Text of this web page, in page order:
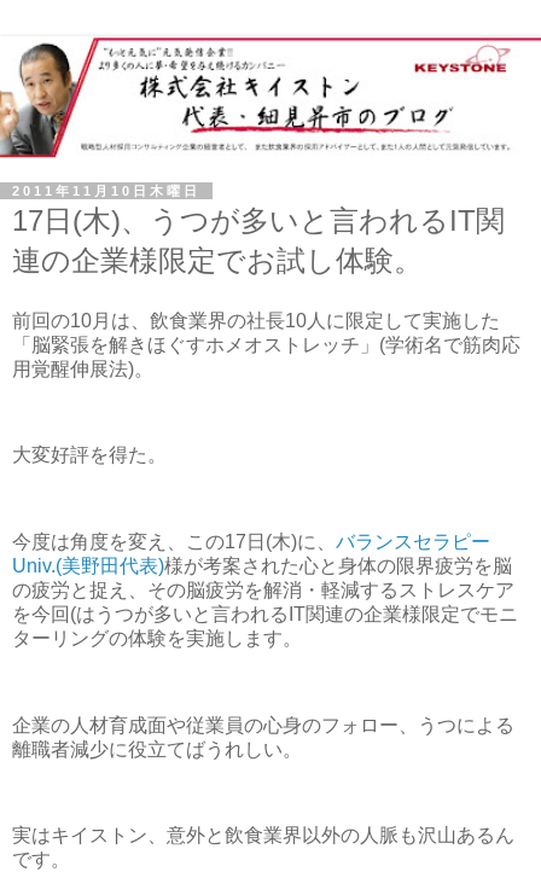
2011年11月10日木曜日
17日(木)、うつが多いと言われるIT関
連の企業様限定でお試し体験。
前回の10月は、飲食業界の社長10人に限定して実施した
「脳緊張を解きほぐすホメオストレッチ」(学術名で筋肉応
用覚醒伸展法)。
大変好評を得た。
今度は角度を変え、この17日(木)に、 バランスセラピー
Univ.(美野田代表)様が考案された心と身体の限界疲労を脳
の疲労と捉え、その脳疲労を解消・軽減するストレスケア
を今回(はうつが多いと言われるIT関連の企業様限定でモニ
ターリングの体験を実施します。
企業の人材育成面や従業員の心身のフォロー、うつによる
離職者減少に役立てばうれしい。
実はキイストン、意外と飲食業界以外の人脈も沢山あるん
です。